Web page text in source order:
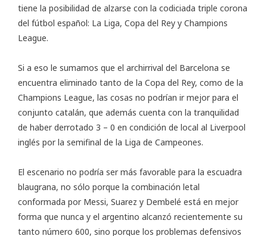
tiene la posibilidad de alzarse con la codiciada triple corona
del fútbol español: La Liga, Copa del Rey y Champions
League.
Si a eso le sumamos que el archirrival del Barcelona se
encuentra eliminado tanto de la Copa del Rey, como de la
Champions League, las cosas no podrían ir mejor para el
conjunto catalán, que además cuenta con la tranquilidad
de haber derrotado 3 – 0 en condición de local al Liverpool
inglés por la semifinal de la Liga de Campeones.
El escenario no podría ser más favorable para la escuadra
blaugrana, no sólo porque la combinación letal
conformada por Messi, Suarez y Dembelé está en mejor
forma que nunca y el argentino alcanzó recientemente su
tanto número 600, sino porque los problemas defensivos